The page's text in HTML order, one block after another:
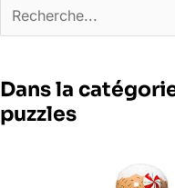
Dans la
puzzles